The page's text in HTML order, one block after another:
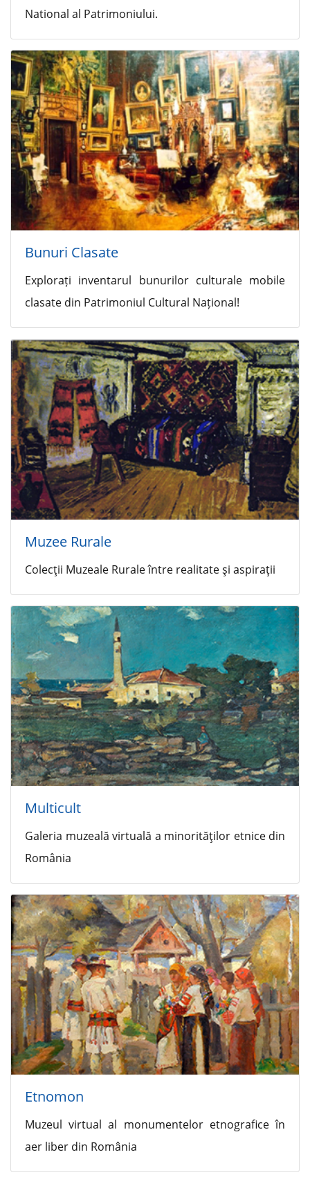
National al Patrimoniului.
Bunuri Clasate
Explorați inventarul bunurilor culturale mobile
clasate din Patrimoniul Cultural Național!
Muzee Rurale
Colecţii Muzeale Rurale între realitate şi aspiraţii
Multicult
Galeria muzeală virtuală a minorităţilor etnice din
România
Etnomon
Muzeul virtual al monumentelor etnografice în
aer liber din România